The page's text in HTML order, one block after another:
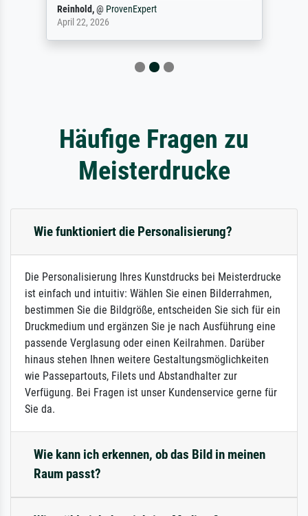
Reinhold,@ ProvenExpert
April 22, 2026
Häufige Fragen zu
Meisterdrucke
Wie funktioniert die Personalisierung?
Die Personalisierung Ihres Kunstdrucks bei Meisterdrucke
ist einfach und intuitiv: Wählen Sie einen Bilderrahmen,
bestimmen Sie die Bildgröße, entscheiden Sie sich für ein
Druckmedium und ergänzen Sie je nach Ausführung eine
passende Verglasung oder einen Keilrahmen. Darüber
hinaus stehen Ihnen weitere Gestaltungsmöglichkeiten
wie Passepartouts, Filets und Abstandhalter zur
Verfügung. Bei Fragen ist unser Kundenservice gerne für
Sie da.
Wie kann ich erkennen, ob das Bild in meinen
Raum passt?